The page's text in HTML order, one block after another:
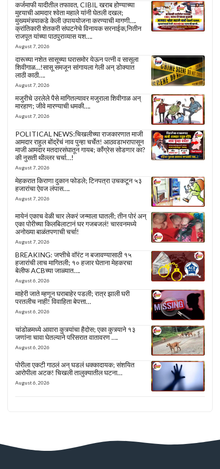
कर्जमाफी यादीतील तफावत, CIBIL खराब होण्याच्या
मुद्द्याची आमदार श्वेता महाले यांनी घेतली दखल;
मुख्यमंत्र्याकडे केली उपाययोजना करण्याची मागणी….
क्रांतिकारी शेतकरी संघटनेचे विनायक सरनाईक,नितीन
राजपूत यांच्या पाठपुराव्यास यश….
August 7, 2026
दारूच्या नशेत सासूच्या घरासमोर येऊन पत्नी व सासूला
शिवीगाळ…!सासू समजून सांगायला गेली अन् डोक्यात
लाठी काठी….
August 7, 2026
मजुरीचे उरलेले पैसे मागितल्यावर मजुराला शिवीगाळ अन्
मारहाण; जीवे मारण्याची धमकी….
August 7, 2026
POLITICAL NEWS:चिखलीच्या राजकारणात माजी
आमदार राहुल बोंद्रेंचं नाव पुन्हा चर्चेत! आठवडाभरापासून
माजी आमदार मतदारसंघातून गायब; काँग्रेस सोडणार का?
की नुसती थील्लर चर्चा…!
August 7, 2026
मेहकरात किराणा दुकान फोडले; टिनपत्रा उचकटून ५३
हजारांचा ऐवज लंपास….
August 7, 2026
मायेनं एकाच वेळी चार लेकरं जन्माला घातली; तीन पोरं अन्
एका पोरीच्या किलबिलाटानं घर गजबजलं! चारवनमध्ये
अनोख्या बाळंतपणाची चर्चा!
August 7, 2026
BREAKING: जप्तीचे वॉरंट न बजावण्यासाठी १५
हजारांची लाच मागितली; १० हजार घेताना मेहकरचा
बेलीफ ACBच्या जाळ्यात….
August 6, 2026
माहेरी जाते म्हणून घराबाहेर पडली; रात्र झाली घरी
परतलीच नाही! विवाहिता बेपत्ता…
August 6, 2026
चांडोळमध्ये आवारा कुत्र्यांचा हैदोस; एका कुत्र्याने १३
जणांना चावा घेतल्याने परिसरात वातावरण ….
August 6, 2026
पोरीला एकटी गाठलं अन् घडलं धक्कादायक; संशयित
आरोपीला अटक! चिखली तालुक्यातील घटना…
August 6, 2026